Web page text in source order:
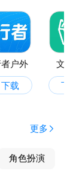
户外
下载
更多
角色扮演